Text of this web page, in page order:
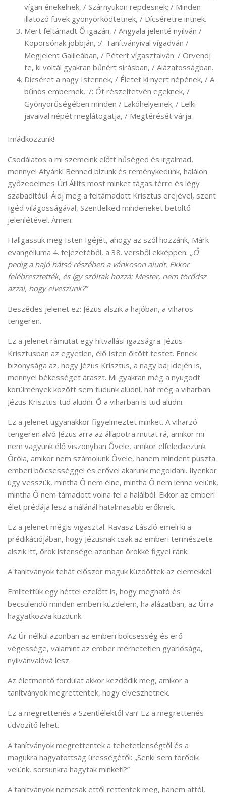
vígan énekelnek, / Szárnyukon repdesnek; / Minden
illatozó füvek gyönyörködtetnek, / Dícséretre intnek.
Mert feltámadt Ő igazán, / Angyala jelenté nyilván /
Koporsónak jobbján, :/: Tanítványival vígadván /
Megjelent Galileában, / Pétert vígasztalván: / Örvendj
te, ki voltál gyakran bűnért sírásban, / Alázatosságban.
Dícséret a nagy Istennek, / Életet ki nyert népének, / A
bűnös embernek, :/: Őt részeltetvén egeknek, /
Gyönyörűségében minden / Lakóhelyeinek; / Lelki
javaival népét meglátogatja, / Megtérését várja.
Imádkozzunk!
Csodálatos a mi szemeink előtt hűséged és irgalmad,
mennyei Atyánk! Benned bízunk és reménykedünk, halálon
győzedelmes Úr! Állíts most minket tágas térre és légy
szabadítóul. Áldj meg a feltámadott Krisztus erejével, szent
Igéd világosságával, Szentlelked mindeneket betöltő
jelenlétével. Ámen.
Hallgassuk meg Isten Igéjét, ahogy az szól hozzánk, Márk
evangéliuma 4. fejezetéből, a 38. versből ekképpen: „Ő
pedig a hajó hátsó részében a vánkoson aludt. Ekkor
felébresztették, és így szóltak hozzá: Mester, nem törődsz
azzal, hogy elveszünk?”
Beszédes jelenet ez: Jézus alszik a hajóban, a viharos
tengeren.
Ez a jelenet rámutat egy hitvallási igazságra. Jézus
Krisztusban az egyetlen, élő Isten öltött testet. Ennek
bizonysága az, hogy Jézus Krisztus, a nagy baj idején is,
mennyei békességet áraszt. Mi gyakran még a nyugodt
körülmények között sem tudunk aludni, hát még a viharban.
Jézus Krisztus tud aludni. Ő a viharban is tud aludni.
Ez a jelenet ugyanakkor figyelmeztet minket. A viharzó
tengeren alvó Jézus arra az állapotra mutat rá, amikor mi
nem vagyunk élő viszonyban Ővele, amikor elfeledkezünk
Őróla, amikor nem számolunk Ővele, hanem mindent puszta
emberi bölcsességgel és erővel akarunk megoldani. Ilyenkor
úgy vesszük, mintha Ő nem élne, mintha Ő nem lenne velünk,
mintha Ő nem támadott volna fel a halálból. Ekkor az emberi
élet prédája lesz a nálánál hatalmasabb erőknek.
Ez a jelenet mégis vigasztal. Ravasz László emeli ki a
prédikációjában, hogy Jézusnak csak az emberi természete
alszik itt, örök istensége azonban örökké figyel ránk.
A tanítványok tehát először maguk küzdöttek az elemekkel.
Említettük egy héttel ezelőtt is, hogy megható és
becsülendő minden emberi küzdelem, ha alázatban, az Úrra
hagyatkozva küzdünk.
Az Úr nélkül azonban az emberi bölcsesség és erő
végessége, valamint az ember mérhetetlen gyarlósága,
nyilvánvalóvá lesz.
Az életmentő fordulat akkor kezdődik meg, amikor a
tanítványok megrettentek, hogy elveszhetnek.
Ez a megrettenés a Szentlélektől van! Ez a megrettenés
üdvözítő lehet.
A tanítványok megrettentek a tehetetlenségtől és a
magukra hagyatottság ürességétől: „Senki sem törődik
velünk, sorsunkra hagytak minket!?”
A tanítványok nemcsak ettől rettentek meg, hanem attól,